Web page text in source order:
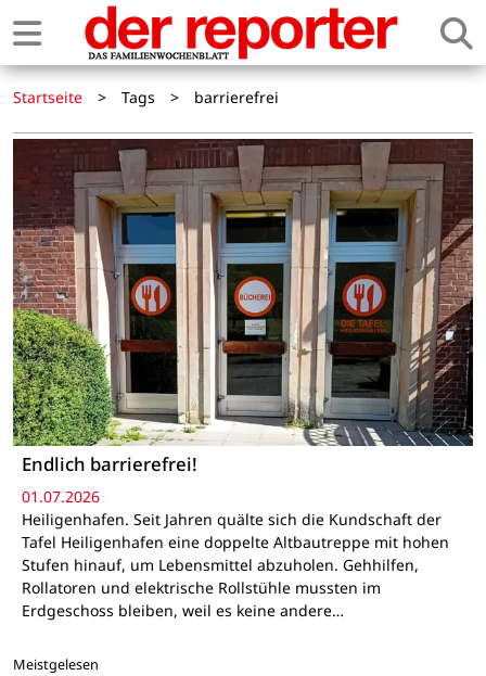
Startseite > Tags > barrierefrei
Endlich barrierefrei!
01.07.2026
Heiligenhafen. Seit Jahren quälte sich die Kundschaft der
Tafel Heiligenhafen eine doppelte Altbautreppe mit hohen
Stufen hinauf, um Lebensmittel abzuholen. Gehhilfen,
Rollatoren und elektrische Rollstühle mussten im
Erdgeschoss bleiben, weil es keine andere…
Meistgelesen